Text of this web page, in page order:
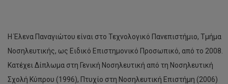
Η Έλενα Παναγιώτου είναι στο Τεχνολογικό Πανεπιστήμιο, Τμήμα
Νοσηλευτικής, ως Ειδικό Επιστημονικό Προσωπικό, από το 2008.
Κατέχει Δίπλωμα στη Γενική Νοσηλευτική από τη Νοσηλευτική
Σχολή Κύπρου (1996), Πτυχίο στη Νοσηλευτική Επιστήμη (2006)